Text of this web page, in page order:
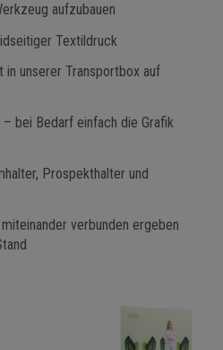
aufzubauen
Textildruck
in unserer Transportbox auf
bei Bedarf einfach die Grafik
Prospekthalter und
verbunden ergeben